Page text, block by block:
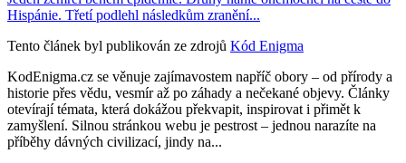
Hispánie. Třetí podlehl následkům zranění...
Tento článek byl publikován ze zdrojů Kód Enigma
KodEnigma.cz se věnuje zajímavostem napříč obory – od přírody a
historie přes vědu, vesmír až po záhady a nečekané objevy. Články
otevírají témata, která dokážou překvapit, inspirovat i přimět k
zamyšlení. Silnou stránkou webu je pestrost – jednou narazíte na
příběhy dávných civilizací, jindy na...